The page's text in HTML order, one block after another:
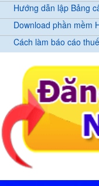
Hướng dẫn lập Bảng
Download phần mềm
Cách làm báo cáo